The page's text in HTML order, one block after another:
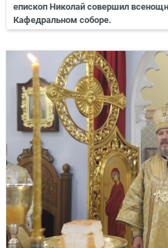
епископ Николай совершил
Кафедральном соборе.